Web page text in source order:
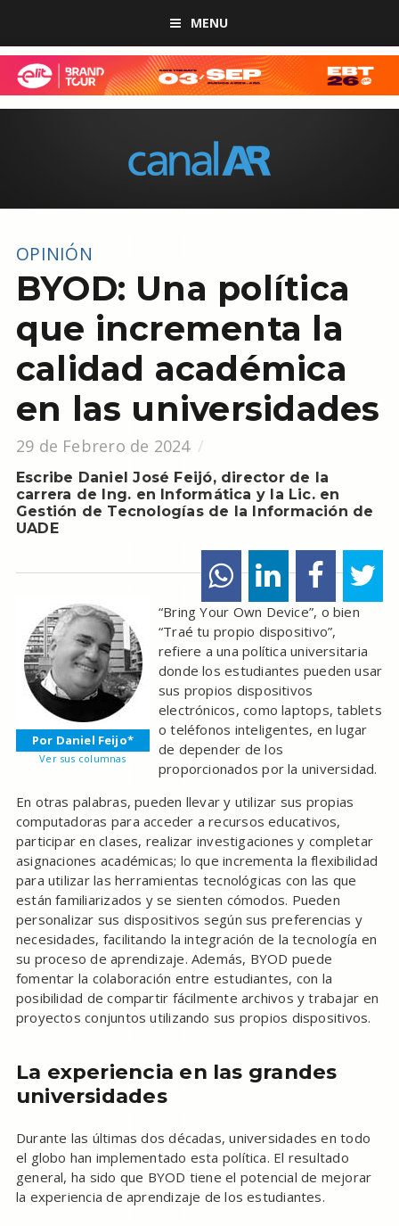
MENU
OPINIÓN
BYOD: Una política
que incrementa la
calidad académica
en las universidades
29 de Febrero de 2024
Escribe Daniel José Feijó, director de la
carrera de Ing. en Informática y la Lic. en
Gestión de Tecnologías de la Información de
UADE
Por Daniel Feijo*
Ver sus columnas
“Bring Your Own Device”, o bien
“Traé tu propio dispositivo”,
refiere a una política universitaria
donde los estudiantes pueden usar
sus propios dispositivos
electrónicos, como laptops, tablets
o teléfonos inteligentes, en lugar
de depender de los
proporcionados por la universidad.
En otras palabras, pueden llevar y utilizar sus propias
computadoras para acceder a recursos educativos,
participar en clases, realizar investigaciones y completar
asignaciones académicas; lo que incrementa la flexibilidad
para utilizar las herramientas tecnológicas con las que
están familiarizados y se sienten cómodos. Pueden
personalizar sus dispositivos según sus preferencias y
necesidades, facilitando la integración de la tecnología en
su proceso de aprendizaje. Además, BYOD puede
fomentar la colaboración entre estudiantes, con la
posibilidad de compartir fácilmente archivos y trabajar en
proyectos conjuntos utilizando sus propios dispositivos.
La experiencia en las grandes
universidades
Durante las últimas dos décadas, universidades en todo
el globo han implementado esta política. El resultado
general, ha sido que BYOD tiene el potencial de mejorar
la experiencia de aprendizaje de los estudiantes.